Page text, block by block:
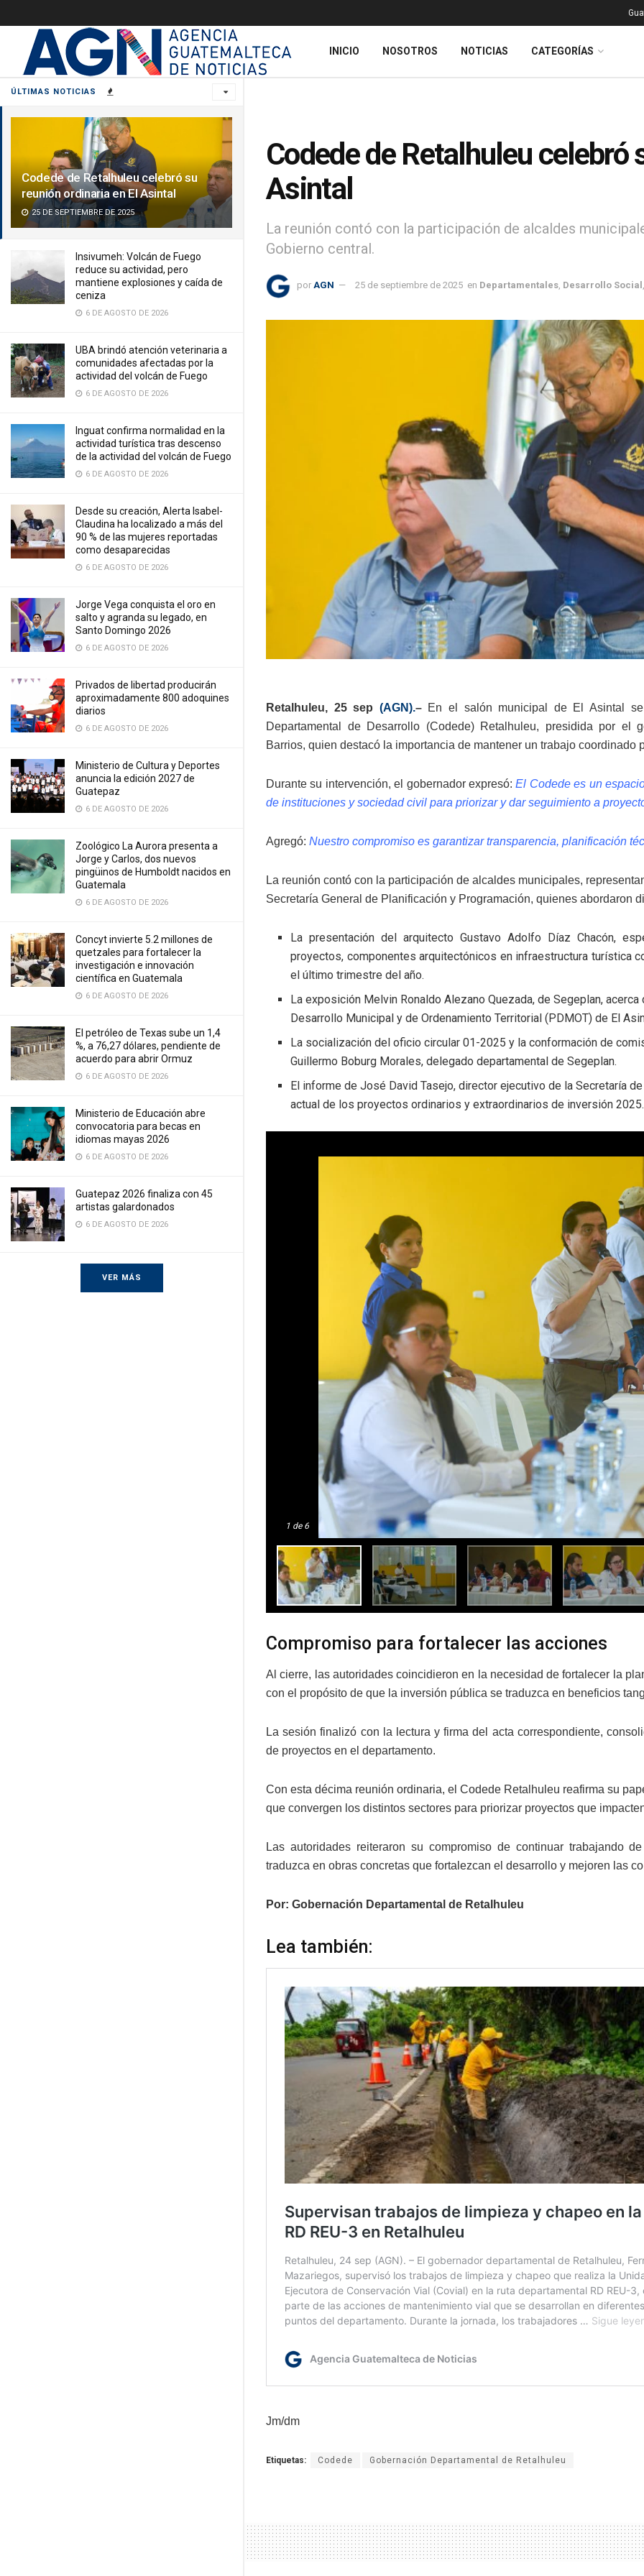
ÚLTIMAS NOTICIAS
Codede de Retalhuleu celebró su
reunión ordinaria en El Asintal
25 DE SEPTIEMBRE DE 2025
Insivumeh: Volcán de Fuego
reduce su actividad, pero
mantiene explosiones y caída de
ceniza
6 DE AGOSTO DE 2026
UBA brindó atención veterinaria a
comunidades afectadas por la
actividad del volcán de Fuego
6 DE AGOSTO DE 2026
Inguat confirma normalidad en la
actividad turística tras descenso
de la actividad del volcán de Fuego
6 DE AGOSTO DE 2026
Desde su creación, Alerta Isabel-
Claudina ha localizado a más del
90 % de las mujeres reportadas
como desaparecidas
6 DE AGOSTO DE 2026
Jorge Vega conquista el oro en
salto y agranda su legado, en
Santo Domingo 2026
6 DE AGOSTO DE 2026
Privados de libertad producirán
aproximadamente 800 adoquines
diarios
6 DE AGOSTO DE 2026
Ministerio de Cultura y Deportes
anuncia la edición 2027 de
Guatepaz
6 DE AGOSTO DE 2026
Zoológico La Aurora presenta a
Jorge y Carlos, dos nuevos
pingüinos de Humboldt nacidos en
Guatemala
6 DE AGOSTO DE 2026
Concyt invierte 5.2 millones de
quetzales para fortalecer la
investigación e innovación
científica en Guatemala
6 DE AGOSTO DE 2026
El petróleo de Texas sube un 1,4
%, a 76,27 dólares, pendiente de
acuerdo para abrir Ormuz
6 DE AGOSTO DE 2026
Ministerio de Educación abre
convocatoria para becas en
idiomas mayas 2026
6 DE AGOSTO DE 2026
Guatepaz 2026 finaliza con 45
artistas galardonados
6 DE AGOSTO DE 2026
VER MÁS
INICIO NOSOTROS NOTICIAS CATEGORÍAS
Codede de Retalhuleu celebró
Asintal
La reunión contó con la participación de alcaldes
Gobierno central.
por AGN 25 de septiembre de 2025 en Departamentales Desarrollo Social
Retalhuleu, 25 sep (AGN).–En el salón municipal de El Asintal
Departamental de Desarrollo (Codede) Retalhuleu, presidida por el
Barrios, quien destacó la importancia de mantener un trabajo
Durante su intervención, el gobernador expresó:El Codede es un
de instituciones y sociedad civil para priorizar y dar seguimiento a
Agregó: Nuestro compromiso es garantizar transparencia, planificación
La reunión contó con la participación de alcaldes municipales,
Secretaría General de Planificación y Programación, quienes abordaron
La presentación del arquitecto Gustavo Adolfo Díaz Chacón,
proyectos, componentes arquitectónicos en infraestructura turística
el último trimestre del año.
La exposición Melvin Ronaldo Alezano Quezada, de Segeplan,
Desarrollo Municipal y de Ordenamiento Territorial (PDMOT) de El
La socialización del oficio circular 01-2025 y la conformación de
Guillermo Boburg Morales, delegado departamental de Segeplan.
El informe de José David Tasejo, director ejecutivo de la Secretaría
actual de los proyectos ordinarios y extraordinarios de inversión 2025.
1 de 6
Compromiso para fortalecer las acciones
Al cierre, las autoridades coincidieron en la necesidad de fortalecer la
con el propósito de que la inversión pública se traduzca en beneficios
La sesión finalizó con la lectura y firma del acta correspondiente,
de proyectos en el departamento.
Con esta décima reunión ordinaria, el Codede Retalhuleu reafirma su
que convergen los distintos sectores para priorizar proyectos que
Las autoridades reiteraron su compromiso de continuar trabajando
traduzca en obras concretas que fortalezcan el desarrollo y mejoren las
Por: Gobernación Departamental de Retalhuleu
Lea también:
Jm/dm
Etiquetas: Codede Gobernación Departamental de Retalhuleu